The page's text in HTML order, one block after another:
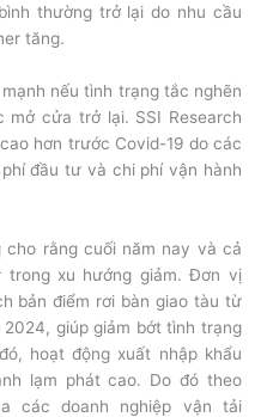
thường trở lại do nhu cầu
tăng.
nếu tình trạng tắc nghẽn
mở cửa trở lại. SSI Research
hơn trước Covid-19 do các
đầu tư và chi phí vận hành
cho rằng cuối năm nay và cả
trong xu hướng giảm. Đơn vị
bản điểm rơi bàn giao tàu từ
giúp giảm bớt tình trạng
hoạt động xuất nhập khẩu
lạm phát cao. Do đó theo
các doanh nghiệp vận tải